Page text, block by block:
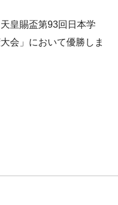
皇賜盃第93回日本学
会」において優勝しま